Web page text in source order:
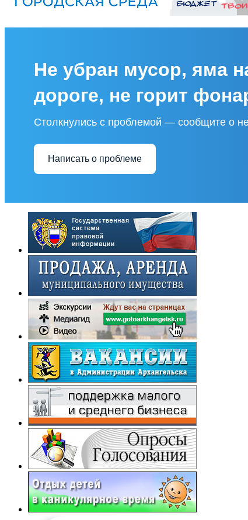
Не убран мусор, яма
дороге, не горит
Столкнулись с проблемой — сообщите о
Написать о проблеме